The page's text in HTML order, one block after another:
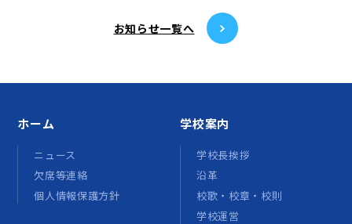
お知らせ⼀覧へ
ホーム
ニュース
欠席等連絡
個人情報保護方針
学校案内
学校長挨拶
沿革
校歌・校章・校則
学校運営